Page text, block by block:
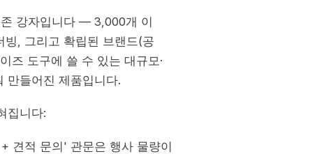
강자입니다 — 3,000개 이
, 그리고 확립된 브랜드(공
즈 도구에 쓸 수 있는 대규모·
만들어진 제품입니다.
집니다:
견적 문의' 관문은 행사 물량이